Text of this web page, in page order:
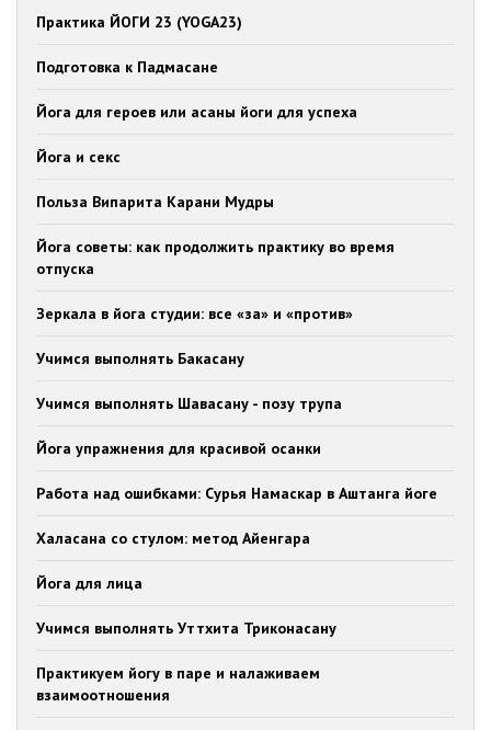
Практика ЙОГИ 23 (YOGA23)
Подготовка к Падмасане
Йога для героев или асаны йоги для успеха
Йога и секс
Польза Випарита Карани Мудры
Йога советы: как продолжить практику во время
отпуска
Зеркала в йога студии: все «за» и «против»
Учимся выполнять Бакасану
Учимся выполнять Шавасану - позу трупа
Йога упражнения для красивой осанки
Работа над ошибками: Сурья Намаскар в Аштанга йоге
Халасана со стулом: метод Айенгара
Йога для лица
Учимся выполнять Уттхита Триконасану
Практикуем йогу в паре и налаживаем
взаимоотношения